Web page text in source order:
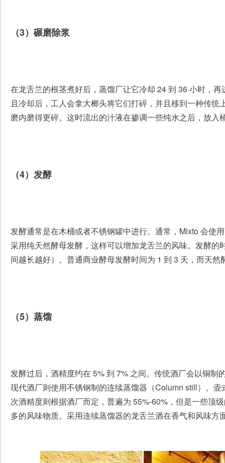
（3）碾磨除浆
在龙舌兰的根茎煮好后，蒸馏厂让它冷却 24 到 36 小时，
且冷却后，工人会拿大榔头将它们打碎，并且移到一种传统
磨内磨得更碎。这时流出的汁液在掺调一些纯水之后，放入
（4）发酵
发酵通常是在木桶或者不锈钢罐中进行。通常，Mixto 会使
采用纯天然酵母发酵，这样可以增加龙舌兰的风味。发酵的
间越长越好）。普通商业酵母发酵时间为 1 到 3 天，而天然
（5）蒸馏
发酵过后，酒精度约在 5% 到 7% 之间。传统酒厂会以铜制
现代酒厂则使用不锈钢制的连续蒸馏器（Column still）。
次酒精度则根据酒厂而定，普遍为 55%-60%，但是一些顶
多的风味物质。采用连续蒸馏器的龙舌兰酒在香气和风味方